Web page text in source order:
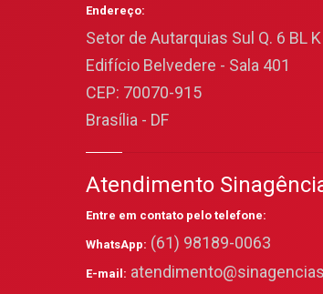
Endereço:
Setor de Autarquias Sul Q. 6 BL K
Edifício Belvedere - Sala 401
CEP: 70070-915
Brasília - DF
Atendimento
Entre em contato pelo telefone:
WhatsApp: (61) 98189-0063
E-mail: